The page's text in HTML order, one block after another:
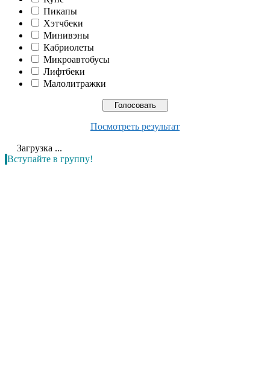
Пикапы
Хэтчбеки
Минивэны
Кабриолеты
Микроавтобусы
Лифтбеки
Малолитражки
Посмотреть результат
Загрузка ...
Вступайте в группу!